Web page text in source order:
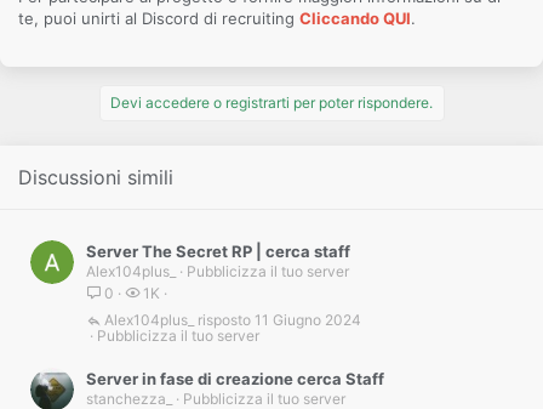
te, puoi unirti al Discord di recruiting Cliccando QUI.
Devi accedere o registrarti per poter rispondere.
Discussioni simili
Server The Secret RP | cerca staff
Alex104plus_
Pubblicizza il tuo server
0
1K
Pubblicizza il tuo server
11 Giugno 2024
Alex104plus_
Server in fase di creazione cerca Staff
stanchezza_
Pubblicizza il tuo server